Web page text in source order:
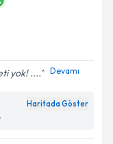
yok! .... Devamı
Haritada Göster